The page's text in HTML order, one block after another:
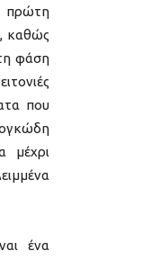
πρώτη
καθώς
φάση
που
μέχρι
ένα